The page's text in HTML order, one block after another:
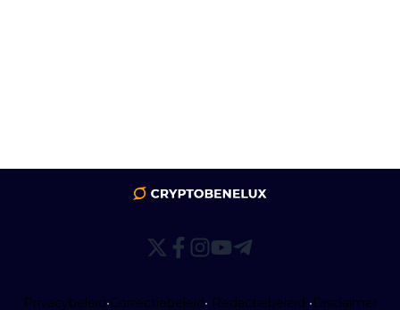
Privacybeleid•Correctiebeleid• Redactiebeleid •Disclaimer